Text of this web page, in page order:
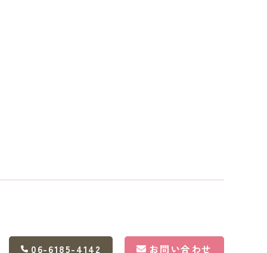
06-6185-4142 お問い合わせ